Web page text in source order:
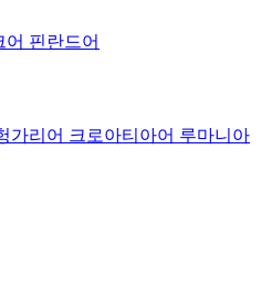
어 핀란드어
가리어 크로아티아어 루마니아